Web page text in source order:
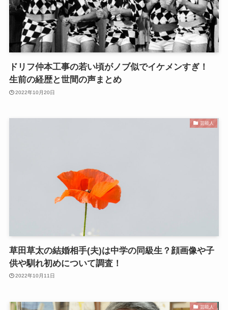
ドリフ仲本工事の若い頃がノブ似でイケメンすぎ！
生前の経歴と世間の声まとめ
2022年10月20日
芸能人
草田草太の結婚相手(夫)は中学の同級生？顔画像や子
供や馴れ初めについて調査！
2022年10月11日
芸能人